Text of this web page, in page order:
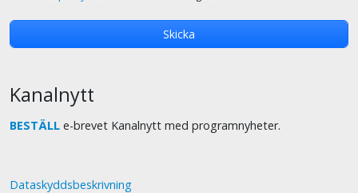
Kanalnytt
BESTÄLL e-brevet Kanalnytt med programnyheter.
Dataskyddsbeskrivning